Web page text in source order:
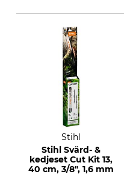
Stihl
Stihl Svärd- &
kedjeset Cut Kit 13,
40 cm, 3/8", 1,6 mm